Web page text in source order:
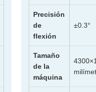
Precisión
de
flexión
±0.3°
Tamaño
de la
máquina